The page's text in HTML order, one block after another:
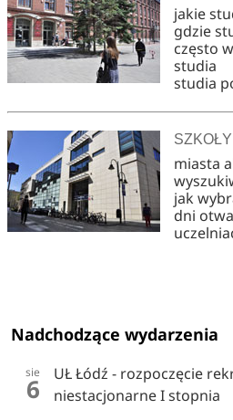
jakie
gdzie
często
studia
studia
miasta
jak
dni
Nadchodzące wydarzenia
sie
6
UŁ Łódź - rozpoczęcie
niestacjonarne I stopnia